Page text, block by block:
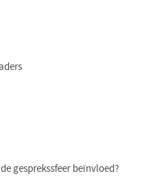
gesprekssfeer beïnvloed?